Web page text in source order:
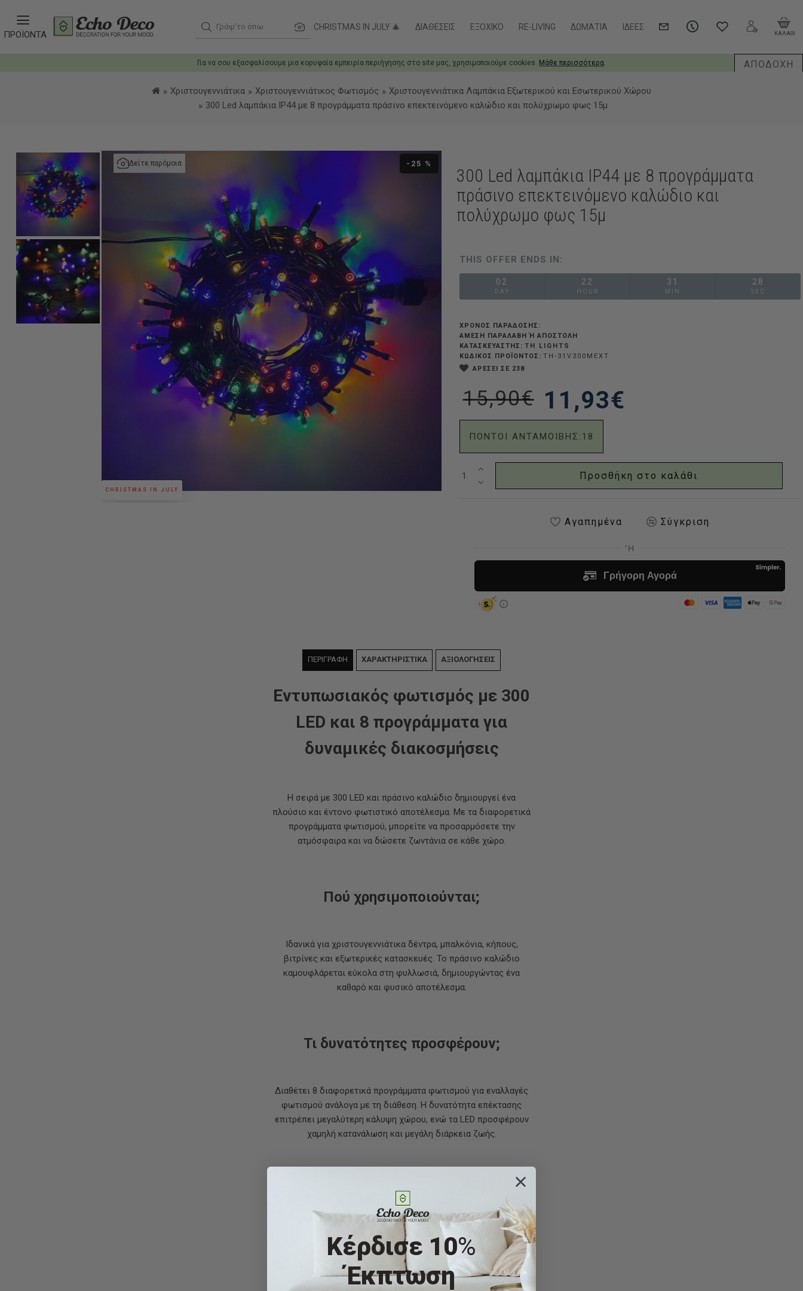
Για να σου εξασφαλίσουμε μια κορυφαία εμπειρία περιήγησης στο site μας, χρησιμοποιούμε cookies. Μάθε περισσότερα. ΑΠΟΔΟΧΗ
ΠΡΟΪΟΝΤΑ
Γράψ'το όπως θες.... CHRISTMAS IN JULY 🎄 ΔΙΑΘΈΣΕΙΣ ΕΞΟΧΙΚΌ RE-LIVING ΔΩΜΆΤΙΑ ΙΔΈΕΣ
ΚΑΛΑΘΙ
Χριστουγεννιάτικα Χριστουγεννιάτικος Φωτισμός
Χριστουγεννιάτικα Λαμπάκια Εξωτερικού και Εσωτερικού Χώρου
300 Led λαμπάκια IP44 με 8 προγράμματα πράσινο επεκτεινόμενο καλώδιο και πολύχρωμο φως 15μ
CHRISTMAS IN JULY
-25 %
Δείτε παρόμοια
300 Led λαμπάκια IP44 με 8 προγράμματα
πράσινο επεκτεινόμενο καλώδιο και
πολύχρωμο φως 15μ
THIS OFFER ENDS IN:
02
DAY
22
HOUR
31
MIN
27
SEC
11,93€
15,90€
ΠΟΝΤΟΙ ΑΝΤΑΜΟΙΒΗΣ: 18
ΧΡΟΝΟΣ ΠΑΡΑΔΟΣΗΣ:
ΆΜΕΣΗ ΠΑΡΑΛΑΒΉ Ή ΑΠΟΣΤΟΛΉ
ΚΑΤΑΣΚΕΥΑΣΤΗΣ: TH LIGHTS
ΚΩΔΙΚΟΣ ΠΡΟΪΟΝΤΟΣ: TH-31V300MEXT
ΑΡΕΣΕΙ ΣΕ 238
Προσθήκη στο καλάθι
Αγαπημένα Σύγκριση
ΠΕΡΙΓΡΑΦΗ ΧΑΡΑΚΤΗΡΙΣΤΙΚΑ ΑΞΙΟΛΟΓΗΣΕΙΣ
Εντυπωσιακός φωτισμός με 300
LED και 8 προγράμματα για
δυναμικές διακοσμήσεις
Η σειρά με 300 LED και πράσινο καλώδιο δημιουργεί ένα
πλούσιο και έντονο φωτιστικό αποτέλεσμα. Με τα διαφορετικά
προγράμματα φωτισμού, μπορείτε να προσαρμόσετε την
ατμόσφαιρα και να δώσετε ζωντάνια σε κάθε χώρο.
Πού χρησιμοποιούνται;
Ιδανικά για χριστουγεννιάτικα δέντρα, μπαλκόνια, κήπους,
βιτρίνες και εξωτερικές κατασκευές. Το πράσινο καλώδιο
καμουφλάρεται εύκολα στη φυλλωσιά, δημιουργώντας ένα
καθαρό και φυσικό αποτέλεσμα.
Τι δυνατότητες προσφέρουν;
Διαθέτει 8 διαφορετικά προγράμματα φωτισμού για εναλλαγές
φωτισμού ανάλογα με τη διάθεση. Η δυνατότητα επέκτασης
επιτρέπει μεγαλύτερη κάλυψη χώρου, ενώ τα LED προσφέρουν
χαμηλή κατανάλωση και μεγάλη διάρκεια ζωής.
Τι πρέπει να γνωρίζω;
Το μήκος της σειράς είναι 15 μέτρα με επιπλέον 3 μέτρα
καλώδιο τροφοδοσίας. Διαθέτει στεγανότητα IP44 και είναι
κατάλληλη για εσωτερική και εξωτερική χρήση.
Κέρδισε 10%
Έκπτωση